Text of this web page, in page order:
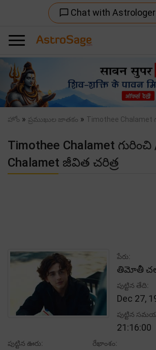
chat_bubble_outline Chat with Astrologer
Previous
హోం » ప్రముఖుల జాతకం » Timothee Chalamet
Timothee Chalamet
Chalamet జీవిత చరిత్ర
పేరు:
తిమోతీ
పుట్టిన తేది:
Dec 27,
పుట్టిన
21:16:00
పుట్టిన ఊరు: రేఖాంశం: